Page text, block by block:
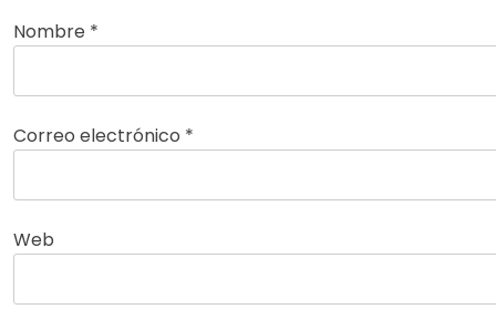
Nombre *
Correo electrónico *
Web